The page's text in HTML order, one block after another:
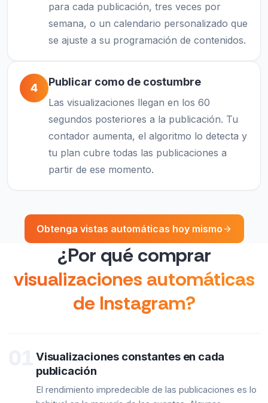
para cada publicación, tres veces por
semana, o un calendario personalizado que
se ajuste a su programación de contenidos.
4 Publicar como de costumbre
Las visualizaciones llegan en los 60
segundos posteriores a la publicación. Tu
contador aumenta, el algoritmo lo detecta y
tu plan cubre todas las publicaciones a
partir de ese momento.
Obtenga vistas automáticas hoy mismo
¿Por qué comprar
visualizaciones automáticas
de Instagram?
Visualizaciones constantes en cada
publicación
El rendimiento impredecible de las publicaciones es lo